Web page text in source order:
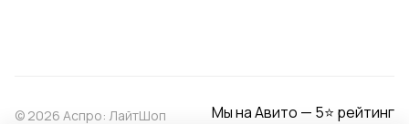
© 2026 Аспро: ЛайтШоп Мы на Авито — 5⭐ рейтинг